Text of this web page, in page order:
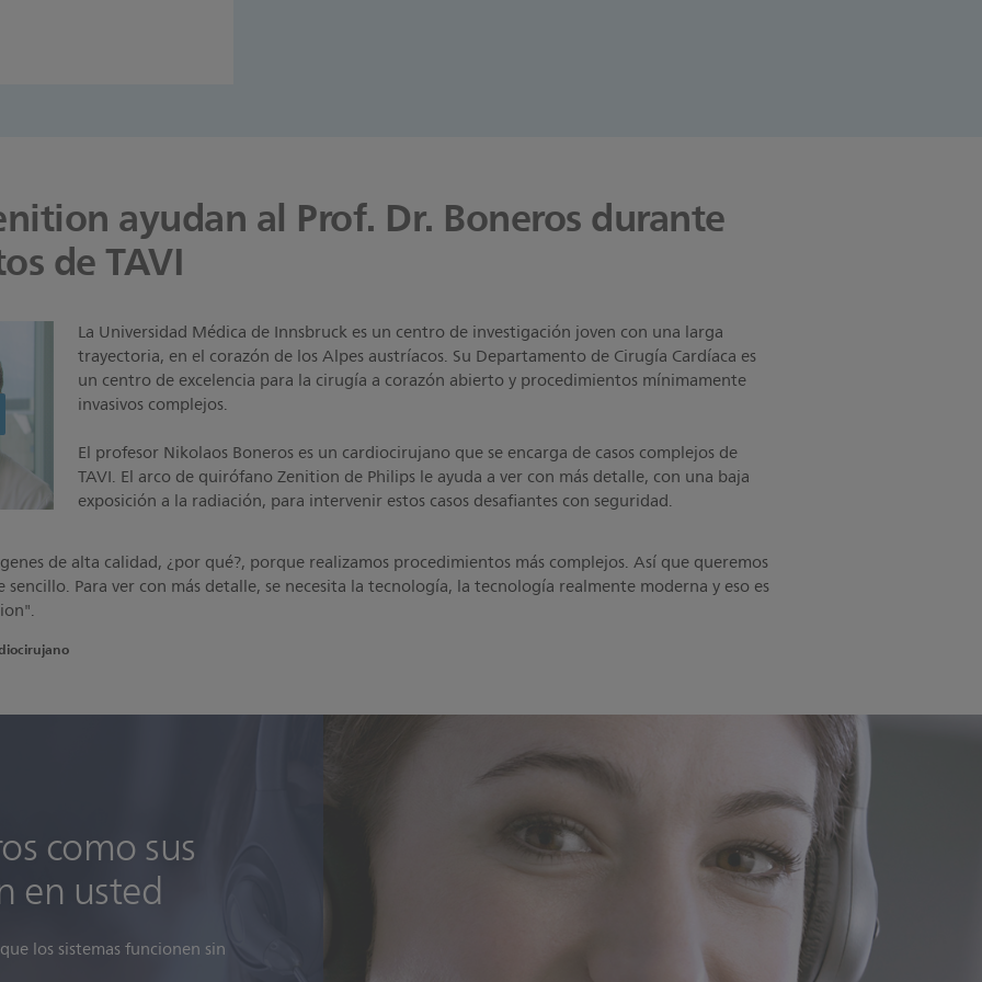
con facilidad y
ayudan al Prof. Dr. Boneros durante
de TAVI
La Universidad Médica de Innsbruck es un centro de investigación joven con una larga
trayectoria, en el corazón de los Alpes austríacos. Su Departamento de Cirugía Cardíaca es
un centro de excelencia para la cirugía a corazón abierto y procedimientos mínimamente
invasivos complejos.
El profesor Nikolaos Boneros es un cardiocirujano que se encarga de casos complejos de
TAVI. El arco de quirófano Zenition de Philips le ayuda a ver con más detalle, con una baja
exposición a la radiación, para intervenir estos casos desafiantes con seguridad.
de alta calidad, ¿por qué?, porque realizamos procedimientos más complejos. Así que queremos
sencillo. Para ver con más detalle, se necesita la tecnología, la tecnología realmente moderna y eso es
como sus
en usted
los sistemas funcionen sin